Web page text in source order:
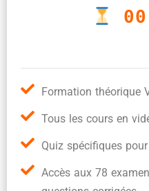
Formation théorique
Tous les cours en
Quiz spécifiques
Accès aux 78